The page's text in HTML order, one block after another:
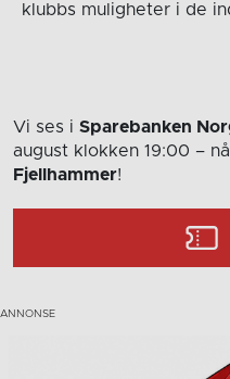
klubbs muligheter i de
Vi ses i Sparebanken
august klokken 19:00 –
Fjellhammer!